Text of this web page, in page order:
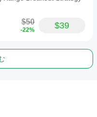
$50
-22% $39